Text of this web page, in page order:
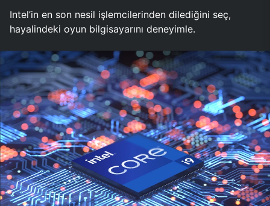
Intel’in en son nesil işlemcilerinden dilediğini seç,
hayalindeki oyun bilgisayarını deneyimle.